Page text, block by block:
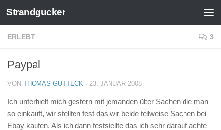
Zum Inhalt springen
Strandgucker
ERLEBT 3
Paypal
VON THOMAS GUTTECK · 23. JANUAR 2008
Ich unterhielt mich gestern mit jemanden über Sachen die man
so einkauft, wir stellten fest das wir beide teilweise Sachen bei
Ebay kaufen. Als ich dann feststellte das ich sehr darauf achte